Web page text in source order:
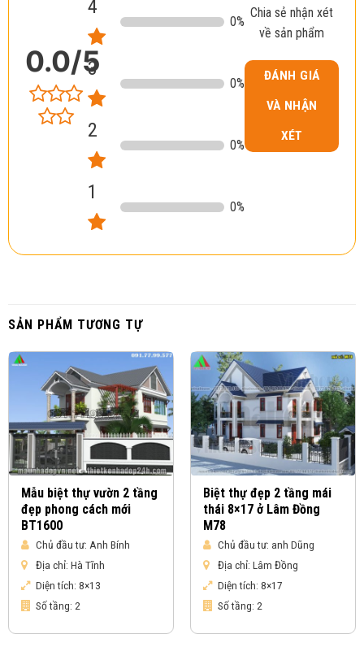
0.0/5
0%
3
0%
2
0%
1
0%
Chia sẻ nhận xét
về sản phẩm
ĐÁNH GIÁ
VÀ NHẬN
XÉT
SẢN PHẨM TƯƠNG TỰ
Mẫu biệt thự vườn 2 tầng
đẹp phong cách mới
BT1600
Chủ đầu tư: Anh Bính
Địa chỉ: Hà Tĩnh
Diện tích: 8×13
Số tầng: 2
Biệt thự đẹp 2 tầng mái
thái 8×17 ở Lâm Đồng
M78
Chủ đầu tư: anh Dũng
Địa chỉ: Lâm Đồng
Diện tích: 8×17
Số tầng: 2